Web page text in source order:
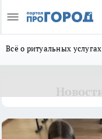
Всё о ритуальных услугах